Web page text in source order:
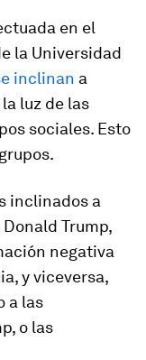
en el
la Universidad
inclinan a
luz de las
sociales. Esto
inclinados a
Trump,
negativa
y viceversa,
a las
o las